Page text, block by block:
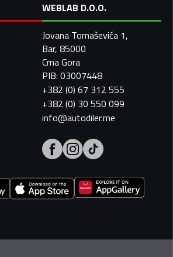
WEBLAB D.O.O.
Jovana Tomaševića 1,
Bar, 85000
Crna Gora
PIB: 03007448
+382 (0) 67 312 555
+382 (0) 30 550 099
info@autodiler.me